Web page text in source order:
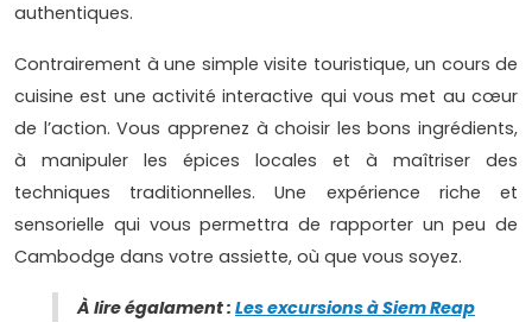
authentiques.
Contrairement à une simple visite touristique, un cours de
cuisine est une activité interactive qui vous met au cœur
de l’action. Vous apprenez à choisir les bons ingrédients,
à manipuler les épices locales et à maîtriser des
techniques traditionnelles. Une expérience riche et
sensorielle qui vous permettra de rapporter un peu de
Cambodge dans votre assiette, où que vous soyez.
À lire égalament : Les excursions à Siem Reap